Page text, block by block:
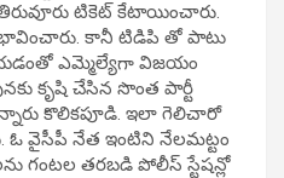
టికెట్ కేటాయించారు.
కానీ టిడిపి తో పాటు
ఎమ్మెల్యేగా విజయం
కృషి చేసిన సొంత పార్టీ
కొలికపూడి. ఇలా గెలిచారో
వైసీపీ నేత ఇంటిని నేలమట్టం
గంటల తరబడి పోలీస్ స్టేషన్లో